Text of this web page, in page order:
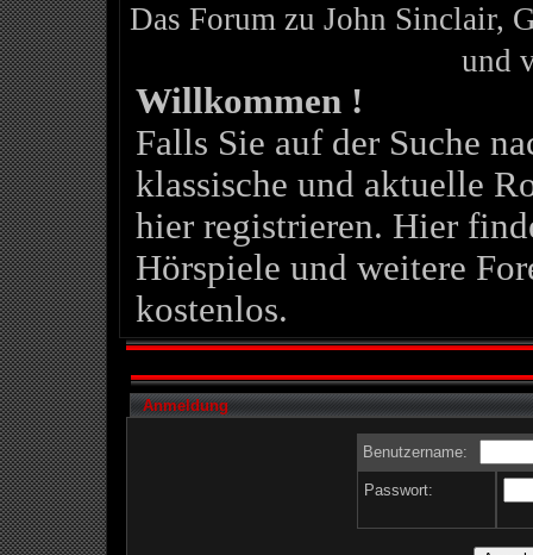
Das Forum zu John Sinclair,
und
Willkommen !
Falls Sie auf der Suche
klassische und aktuelle
hier registrieren. Hier
Hörspiele und weitere
kostenlos.
Anmeldung
Benutzername:
Passwort: